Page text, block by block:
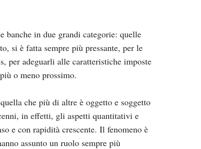
banche in due grandi categorie: quelle
si è fatta sempre più pressante, per le
per adeguarli alle caratteristiche imposte
o meno prossimo.
che più di altre è oggetto e soggetto
in effetti, gli aspetti quantitativi e
e con rapidità crescente. Il fenomeno è
assunto un ruolo sempre più